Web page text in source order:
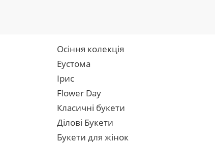
Осіння колекція
Еустома
Ірис
Flower Day
Класичні букети
Ділові Букети
Букети для жінок